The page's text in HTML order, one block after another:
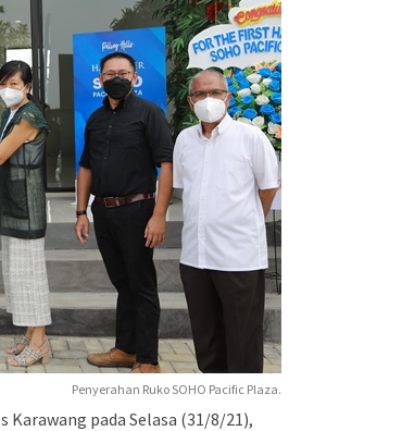
Penyerahan Ruko SOHO Pacific Plaza.
pada Selasa (31/8/21),